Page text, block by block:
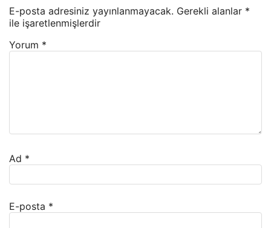
E-posta adresiniz yayınlanmayacak. Gerekli alanlar *
ile işaretlenmişlerdir
Yorum *
Ad *
E-posta *